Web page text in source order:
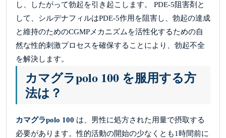
し、したがって勃起を引き起こします。 PDE-5阻害剤と
して、シルデナフィルはPDE-5作用を阻害し、勃起の達成
と維持のためのCGMPメカニズムを活性化するための自
然な性的刺激プロセスを確保することにより、勃起不全
を解決します。
カマグラpolo 100 を服用する方
法は？
カマグラpolo 100 は、男性に処方された用量で摂取する
必要があります。性的活動の開始の少なくとも1時間前に